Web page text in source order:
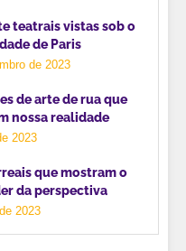
teatrais vistas sob o
de Paris
de 2023
de arte de rua que
nossa realidade
2023
que mostram o
da perspectiva
2023